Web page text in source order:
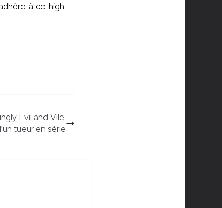
à ce high
Evil and Vile:
tueur en série